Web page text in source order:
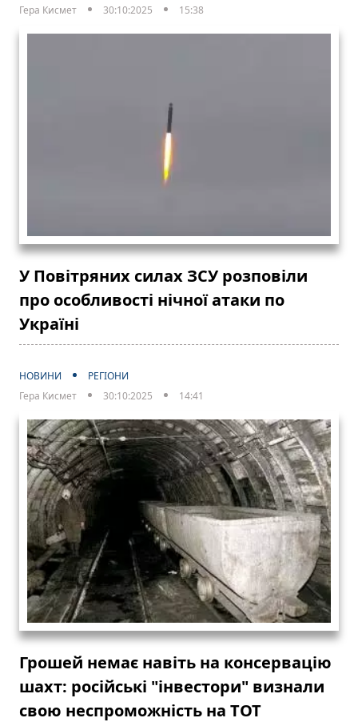
Гера Кисмет
30:10:2025 15:38
У Повітряних силах ЗСУ розповіли
про особливості нічної атаки по
Україні
НОВИНИ
РЕГІОНИ
Гера Кисмет
30:10:2025 14:41
Грошей немає навіть на консервацію
шахт: російські "інвестори" визнали
свою неспроможність на ТОТ